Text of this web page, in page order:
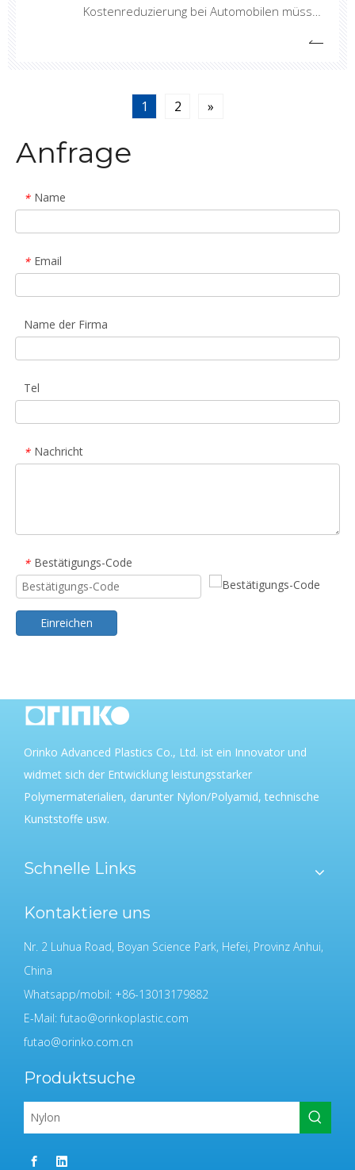
Kostenreduzierung bei Automobilen müssen
Energieeinsparung und Verbrauchsreduzierung sowie
erreichen Geschwindigkeit, verbesserte Optik und
1 2 »
Anfrage
* Name
* Email
Name der Firma
Tel
* Nachricht
* Bestätigungs-Code
Einreichen
Orinko Advanced Plastics Co., Ltd. ist ein Innovator und
widmet sich der Entwicklung leistungsstarker
Polymermaterialien, darunter Nylon/Polyamid, technische
Kunststoffe usw.
Schnelle Links
Kontaktiere uns
Nr. 2 Luhua Road, Boyan Science Park, Hefei, Provinz Anhui,
China
Whatsapp/mobil: +86-13013179882
E-Mail:futao@orinkoplastic.com
futao@orinko.com.cn
Produktsuche